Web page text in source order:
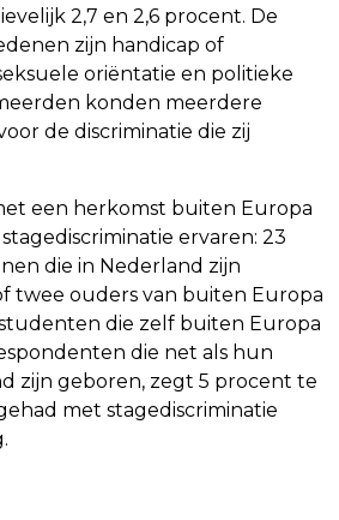
2,7 en 2,6 procent. De
zijn handicap of
oriëntatie en politieke
konden meerdere
de discriminatie die zij
een herkomst buiten Europa
ervaren: 23
die in Nederland zijn
twee ouders van buiten Europa
die zelf buiten Europa
die net als hun
zijn geboren, zegt 5 procent te
met stagediscriminatie